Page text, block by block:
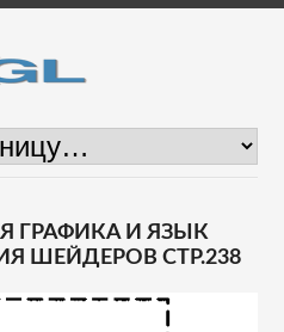
ГРАФИКА И ЯЗЫК
ШЕЙДЕРОВ СТР.238